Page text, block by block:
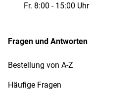
Fr. 8:00 - 15:00 Uhr
Fragen und Antworten
Bestellung von A-Z
Häufige Fragen